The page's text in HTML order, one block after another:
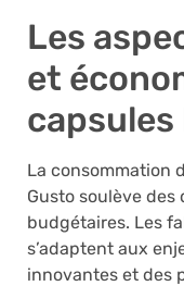
Les
et
capsules
La consommation
Gusto soulève
budgétaires. Les
s’adaptent aux
innovantes et des